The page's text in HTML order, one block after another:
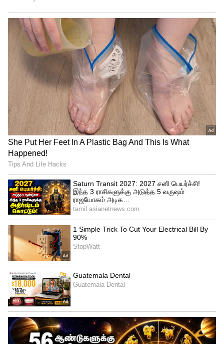
3. 5ஜி அலைக்கற்றை ஏலத்தில் வெற்றி
பெறும் நிறுவனம், அடுத்த 20
ஆண்டுகளுக்கு ஸ்பெக்ட்ரமை
பயன்படுத்துவார்கள்
4. ரூ.4.30 லட்சம் கோடி மதிப்புள்ள
72,097 மெகாஹெட்ஸ் ஸ்பெக்ட்ரம் ஏலம்
விடப்படஉள்ளது.
சபாநாயகர் ஜே.சி.டி. பிரபாகரன்
செய்தியாளர் சந்திப்பு